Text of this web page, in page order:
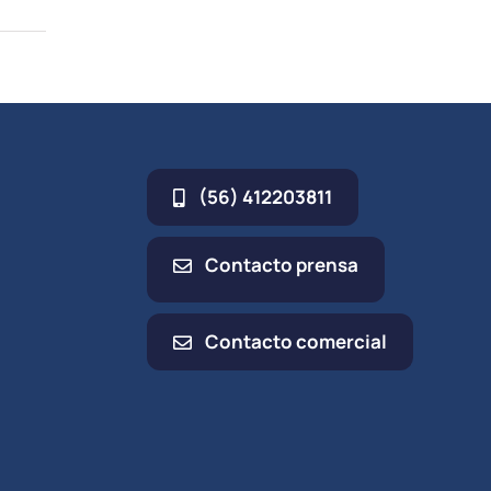
(56) 412203811
Contacto prensa
Contacto comercial